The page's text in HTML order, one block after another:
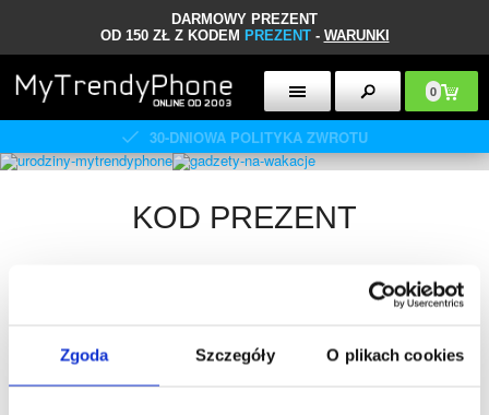
Zgoda Szczegóły O plikach cookies
DARMOWY PREZENT
OD 150 ZŁ Z KODEM PREZENT- WARUNKI
0
30-DNIOWA POLITYKA ZWROTU
KOD PREZENT
inteligentną kłódkę
z innymi akcjami prezentowymi.